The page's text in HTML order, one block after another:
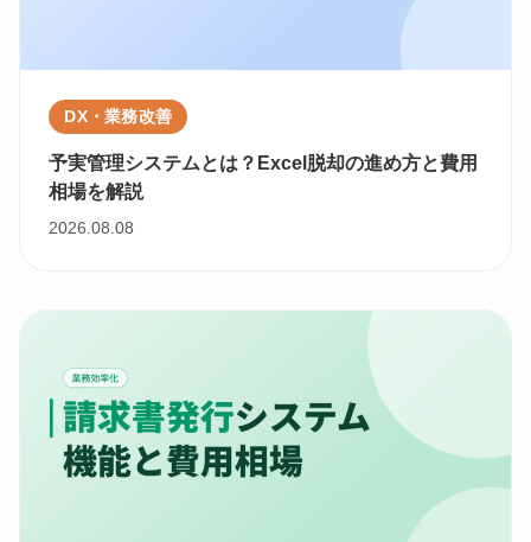
DX・業務改善
予実管理システムとは？Excel脱却の進め方と費用
相場を解説
2026.08.08